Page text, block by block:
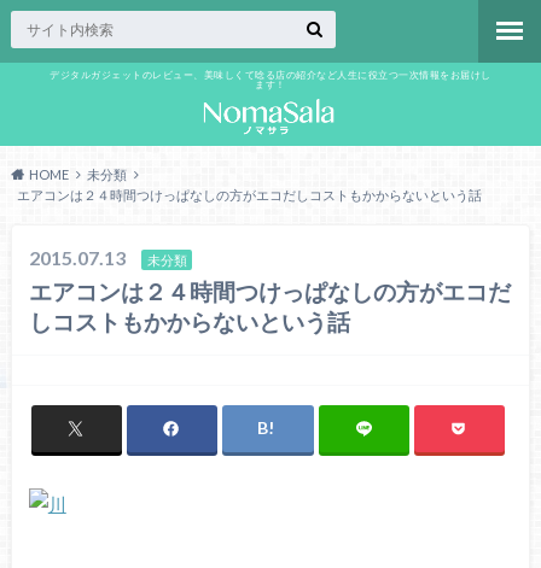
デジタルガジェットのレビュー、美味しくて唸る店の紹介など人生に役立つ一次情報をお届けし
ます！
HOME
未分類
エアコンは２４時間つけっぱなしの方がエコだしコストもかからないという話
2015.07.13 未分類
エアコンは２４時間つけっぱなしの方がエコだ
しコストもかからないという話